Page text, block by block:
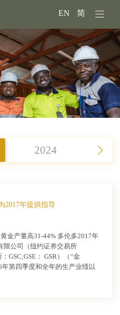
EN 简
2024
2017年提供指导
金产量高31-44% 多伦多2017年
限公司（纽约证券交易所
GSC;GSE： GSR）（“金
第四季度和全年的生产业绩以